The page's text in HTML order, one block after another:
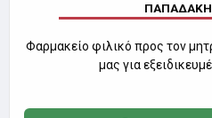
Φαρμακείο φιλικό προς τον
μας για